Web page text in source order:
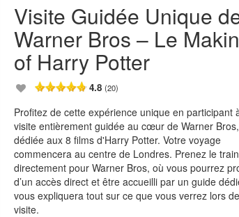
Visite Guidée Unique
Warner Bros – Le
of Harry Potter
4.8(20)
Profitez de cette expérience unique en participant
visite entièrement guidée au cœur de Warner Bros,
dédiée aux 8 films d'Harry Potter. Votre voyage
commencera au centre de Londres. Prenez le train
directement pour Warner Bros, où vous pourrez
d’un accès direct et être accueilli par un guide
vous expliquera tout sur ce que vous verrez lors
visite.